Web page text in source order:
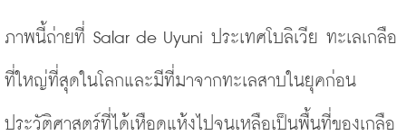
ภาพนี้ถ่ายที่ Salar de Uyuni ประเทศโบลิเวีย ทะเลเกลือ
ที่ใหญ่ที่สุดในโลกและมีที่มาจากทะเลสาบในยุคก่อน
ประวัติศาสตร์ที่ได้เหือดแห้งไปจนเหลือเป็นพื้นที่ของเกลือ